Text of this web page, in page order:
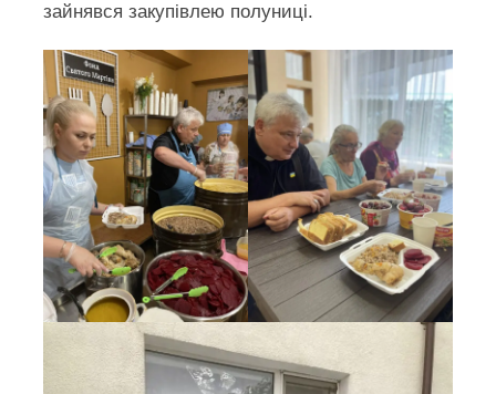
зайнявся закупівлею полуниці.